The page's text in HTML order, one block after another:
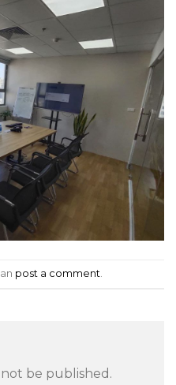
post a comment
be published.